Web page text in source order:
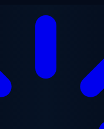
principal